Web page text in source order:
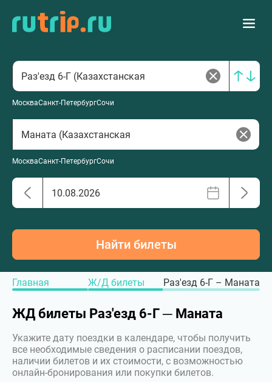
МоскваСанкт-ПетербургСочи
МоскваСанкт-ПетербургСочи
Найти билеты
Главная Ж/Д билеты Раз'езд 6-Г – Маната
ЖД билеты Раз'езд 6-Г ─ Маната
Укажите дату поездки в календаре, чтобы получить
все необходимые сведения о расписании поездов,
наличии билетов и их стоимости, с возможностью
онлайн-бронирования или покупки билетов.